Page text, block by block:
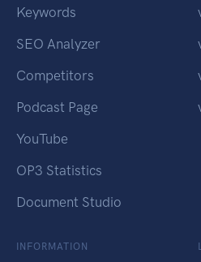
Keywords
SEO Analyzer
Competitors
Podcast Page
YouTube
OP3 Statistics
Document Studio
INFORMATION